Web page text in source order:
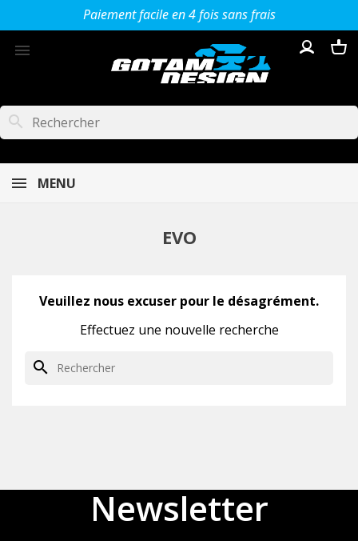
Paiement facile en 4 fois sans frais

search
MENU
EVO
Veuillez nous excuser pour le désagrément.
Effectuez une nouvelle recherche
search
Newsletter